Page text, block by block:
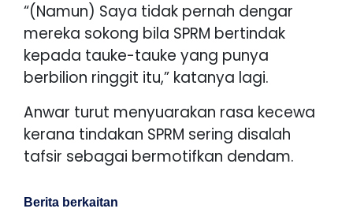
“(Namun) Saya tidak pernah dengar
mereka sokong bila SPRM bertindak
kepada tauke-tauke yang punya
berbilion ringgit itu,” katanya lagi.
Anwar turut menyuarakan rasa kecewa
kerana tindakan SPRM sering disalah
tafsir sebagai bermotifkan dendam.
Berita berkaitan